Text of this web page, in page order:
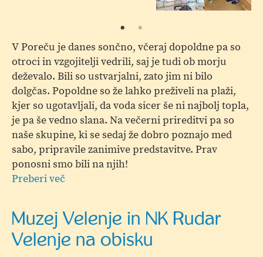
V Poreču je danes sončno, včeraj dopoldne pa so
otroci in vzgojitelji vedrili, saj je tudi ob morju
deževalo. Bili so ustvarjalni, zato jim ni bilo
dolgčas. Popoldne so že lahko preživeli na plaži,
kjer so ugotavljali, da voda sicer še ni najbolj topla,
je pa še vedno slana. Na večerni prireditvi pa so
naše skupine, ki se sedaj že dobro poznajo med
sabo, pripravile zanimive predstavitve. Prav
ponosni smo bili na njih!
Preberi več
Poreča
Muzej Velenje in NK Rudar
Velenje na obisku